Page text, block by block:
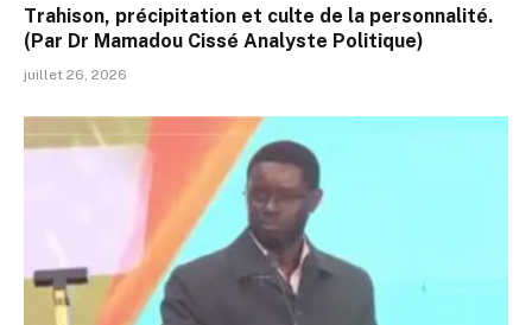
Trahison, précipitation et culte de la personnalité.
(Par Dr Mamadou Cissé Analyste Politique)
juillet 26, 2026